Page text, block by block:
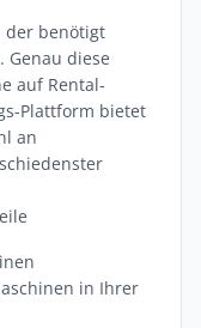
der benötigt
Genau diese
auf Rental-
Plattform bietet
an
in Ihrer